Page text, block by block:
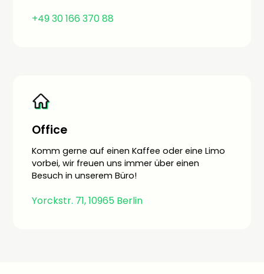
+49 30 166 370 88
Office
Komm gerne auf einen Kaffee oder eine Limo
vorbei, wir freuen uns immer über einen
Besuch in unserem Büro!
Yorckstr. 71, 10965 Berlin